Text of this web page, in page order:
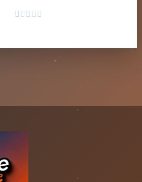
    
Dodaj do koszyka